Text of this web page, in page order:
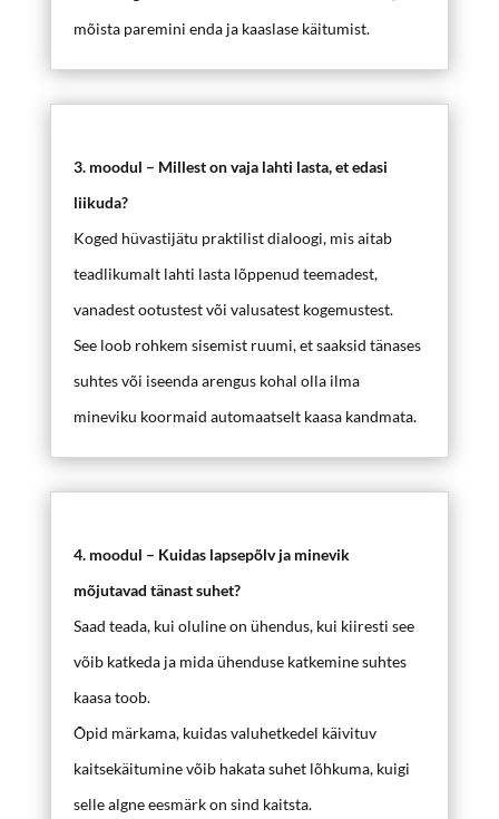
mõista paremini enda ja kaaslase käitumist.
3. moodul – Millest on vaja lahti lasta, et edasi
liikuda?
Koged hüvastijätu praktilist dialoogi, mis aitab
teadlikumalt lahti lasta lõppenud teemadest,
vanadest ootustest või valusatest kogemustest.
See loob rohkem sisemist ruumi, et saaksid tänases
suhtes või iseenda arengus kohal olla ilma
mineviku koormaid automaatselt kaasa kandmata.
4. moodul – Kuidas lapsepõlv ja minevik
mõjutavad tänast suhet?
Saad teada, kui oluline on ühendus, kui kiiresti see
võib katkeda ja mida ühenduse katkemine suhtes
kaasa toob.
Õpid märkama, kuidas valuhetkedel käivituv
kaitsekäitumine võib hakata suhet lõhkuma, kuigi
selle algne eesmärk on sind kaitsta.